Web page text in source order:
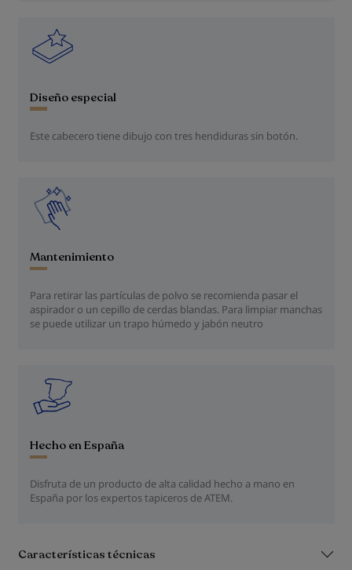
Diseño especial
Este cabecero tiene dibujo con tres hendiduras sin botón.
Mantenimiento
Para retirar las partículas de polvo se recomienda pasar el
aspirador o un cepillo de cerdas blandas. Para limpiar manchas
se puede utilizar un trapo húmedo y jabón neutro
Hecho en España
Disfruta de un producto de alta calidad hecho a mano en
España por los expertos tapiceros de ATEM.
Características técnicas